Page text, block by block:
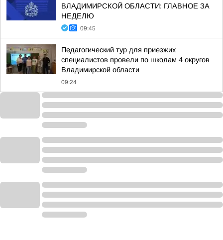
ВЛАДИМИРСКОЙ ОБЛАСТИ: ГЛАВНОЕ ЗА
НЕДЕЛЮ
09:45
Педагогический тур для приезжих
специалистов провели по школам 4 округов
Владимирской области
09:24